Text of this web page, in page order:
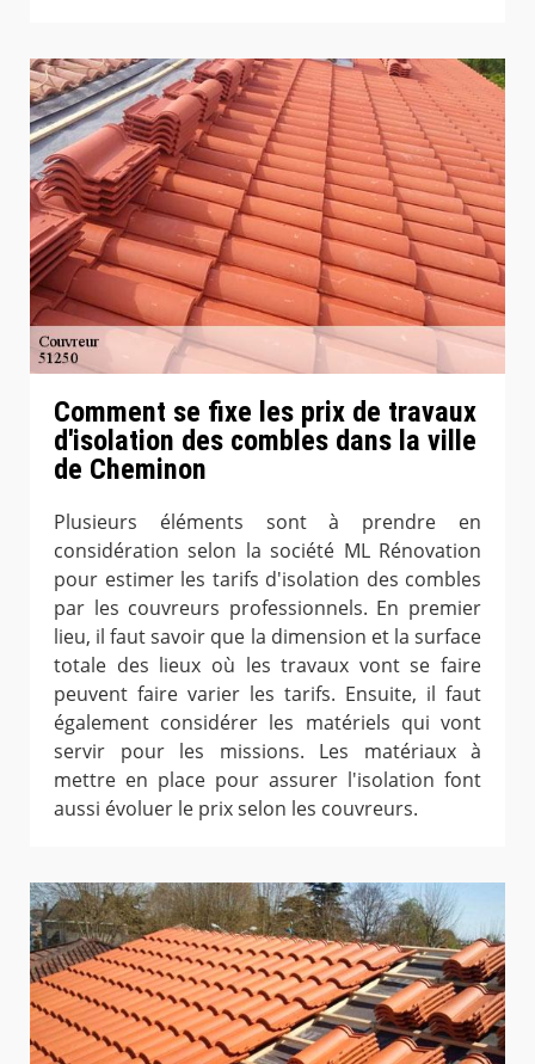
Comment se fixe les prix de travaux
d'isolation des combles dans la ville
de Cheminon
Plusieurs éléments sont à prendre en
considération selon la société ML Rénovation
pour estimer les tarifs d'isolation des combles
par les couvreurs professionnels. En premier
lieu, il faut savoir que la dimension et la surface
totale des lieux où les travaux vont se faire
peuvent faire varier les tarifs. Ensuite, il faut
également considérer les matériels qui vont
servir pour les missions. Les matériaux à
mettre en place pour assurer l'isolation font
aussi évoluer le prix selon les couvreurs.